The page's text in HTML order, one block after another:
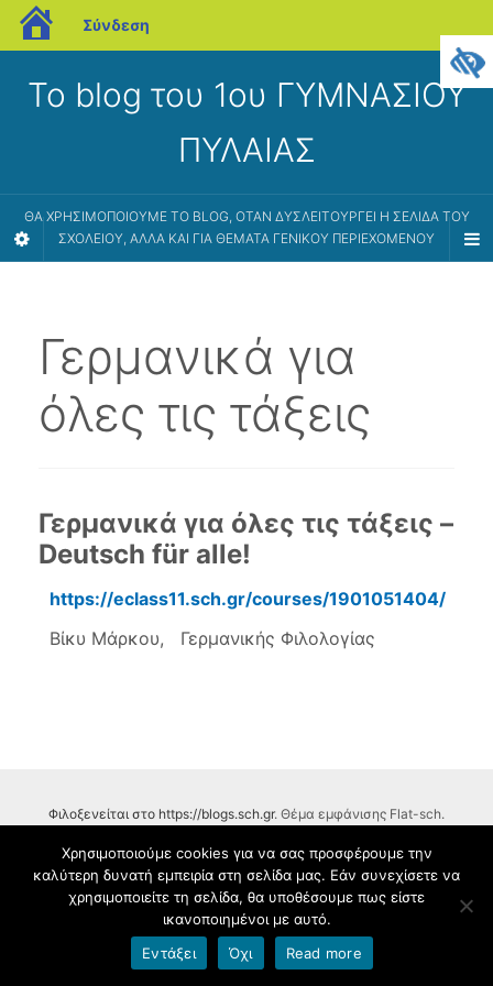
blogs.sch.gr
Σύνδεση
Το blog του 1ου ΓΥΜΝΑΣΙΟΥ
ΠΥΛΑΙΑΣ
ΘΑ ΧΡΗΣΙΜΟΠΟΙΟΎΜΕ ΤΟ BLOG, ΌΤΑΝ ΔΥΣΛΕΙΤΟΥΡΓΕΊ Η ΣΕΛΊΔΑ ΤΟΥ
ΣΧΟΛΕΊΟΥ, ΑΛΛΆ ΚΑΙ ΓΙΑ ΘΈΜΑΤΑ ΓΕΝΙΚΟΎ ΠΕΡΙΕΧΟΜΈΝΟΥ
Γερμανικά για
όλες τις τάξεις
Γερμανικά για όλες τις τάξεις –
Deutsch für alle!
https://eclass11.sch.gr/courses/1901051404/
Βίκυ Μάρκου, Γερμανικής Φιλολογίας
Φιλοξενείται στο https://blogs.sch.gr. Θέμα εμφάνισης Flat-sch.
Όροι χρήσης blogs.sch.gr| Δήλωση προσβασιμότητας
Χρησιμοποιούμε cookies για να σας προσφέρουμε την
καλύτερη δυνατή εμπειρία στη σελίδα μας. Εάν συνεχίσετε να
χρησιμοποιείτε τη σελίδα, θα υποθέσουμε πως είστε
ικανοποιημένοι με αυτό.
Εντάξει
Όχι Read more